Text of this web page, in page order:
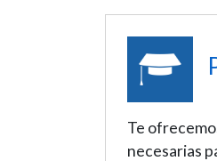
Te
necesarias